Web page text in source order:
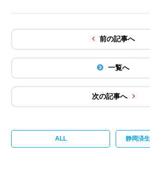
前の記事へ
一覧へ
次の記事へ
ALL 静岡済